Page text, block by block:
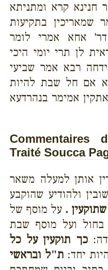
חנינא קרא ומתניתא
שמאריכין בתקיעות
דר' אחא אמרי לומר
לן תרי יומי היכי
רבא אמר שביעי
אם חל שבת להיות
אמימר בנהרדעא
Traité Soucca
אותן למעלה משאר
ולהודיע שהוקבע
. על מוסף של
ועל מוסף שבת
כך תוקעין על כל
יחד: ת"ל ובראשי